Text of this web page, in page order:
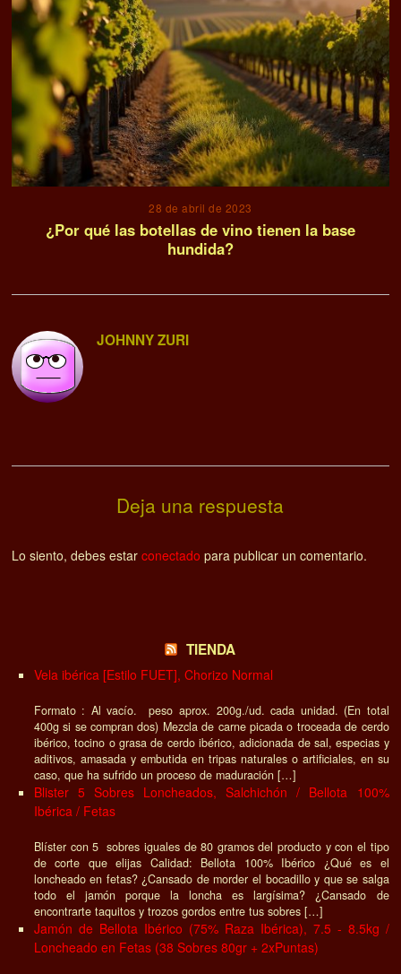
28 de abril de 2023
¿Por qué las botellas de vino tienen la base
hundida?
JOHNNY ZURI
Deja una respuesta
Lo siento, debes estarconectado para publicar un comentario.
TIENDA
Vela ibérica [Estilo FUET], Chorizo Normal
Formato : Al vacío. peso aprox. 200g./ud. cada unidad. (En total
400g si se compran dos) Mezcla de carne picada o troceada de cerdo
ibérico, tocino o grasa de cerdo ibérico, adicionada de sal, especias y
aditivos, amasada y embutida en tripas naturales o artificiales, en su
caso, que ha sufrido un proceso de maduración […]
Blister 5 Sobres Loncheados, Salchichón / Bellota 100%
Ibérica / Fetas
Blíster con 5 sobres iguales de 80 gramos del producto y con el tipo
de corte que elijas Calidad: Bellota 100% Ibérico ¿Qué es el
loncheado en fetas? ¿Cansado de morder el bocadillo y que se salga
todo el jamón porque la loncha es largísima? ¿Cansado de
encontrarte taquitos y trozos gordos entre tus sobres […]
Jamón de Bellota Ibérico (75% Raza Ibérica), 7.5 - 8.5kg /
Loncheado en Fetas (38 Sobres 80gr + 2xPuntas)